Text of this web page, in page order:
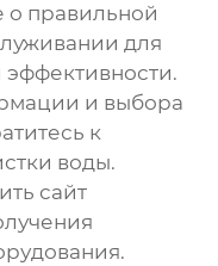
о правильной
для
и выбора
к
воды.
сайт